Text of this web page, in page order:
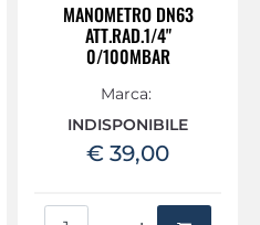
MANOMETRO DN63
ATT.RAD.1/4"
0/100MBAR
Marca:
INDISPONIBILE
€ 39,00